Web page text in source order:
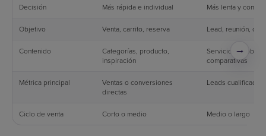
Decisión Más rápida e individual Más lenta y
Objetivo Venta, carrito, reserva Lead, reunión,
Contenido
Categorías, producto,
inspiración
Servicios,
comparativas
Métrica principal
Ventas o conversiones
directas
Leads
Ciclo de venta Corto o medio Medio o largo
→